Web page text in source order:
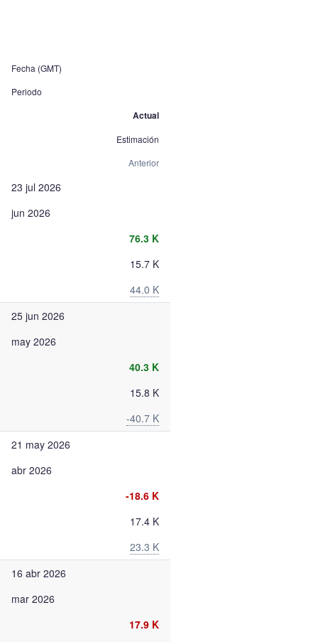
Fecha (GMT)
Periodo
Actual
Estimación
Anterior
23 jul 2026
jun 2026
76.3 K
15.7 K
44.0 K
25 jun 2026
may 2026
40.3 K
15.8 K
-40.7 K
21 may 2026
abr 2026
-18.6 K
17.4 K
23.3 K
16 abr 2026
mar 2026
17.9 K